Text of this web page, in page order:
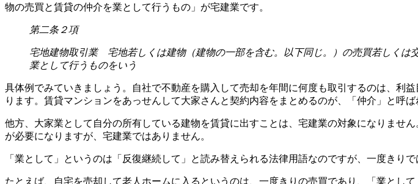
物の売買と賃貸の仲介を業として行うもの」が宅建業です。
第二条２項
宅地建物取引業 宅地若しくは建物（建物の一部を含む。以下同じ。）の売買若しく
業として行うものをいう
具体例でみていきましょう。自社で不動産を購入して売却を年間に何度も取引するのは、利
ります。賃貸マンションをあっせんして大家さんと契約内容をまとめるのが、「仲介」と呼
他方、大家業として自分の所有している建物を賃貸に出すことは、宅建業の対象になりませ
が必要になりますが、宅建業ではありません。
「業として」というのは「反復継続して」と読み替えられる法律用語なのですが、一度きり
たとえば、自宅を売却して老人ホームに入るというのは、一度きりの売買であり、「業とし